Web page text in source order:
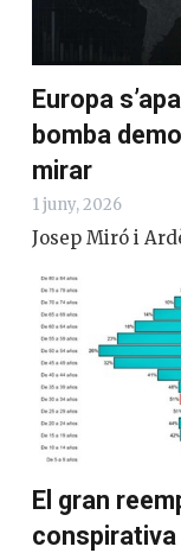
Europa
bomba
mirar
1 juny, 2026
Josep Miró i
El gran